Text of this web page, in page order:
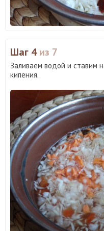
Шаг 4из 7
Заливаем водой и ставим
кипения.